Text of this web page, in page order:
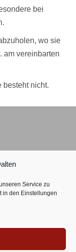
Service zu
in den Einstellungen
bei
wo sie
am vereinbarten
besteht nicht.